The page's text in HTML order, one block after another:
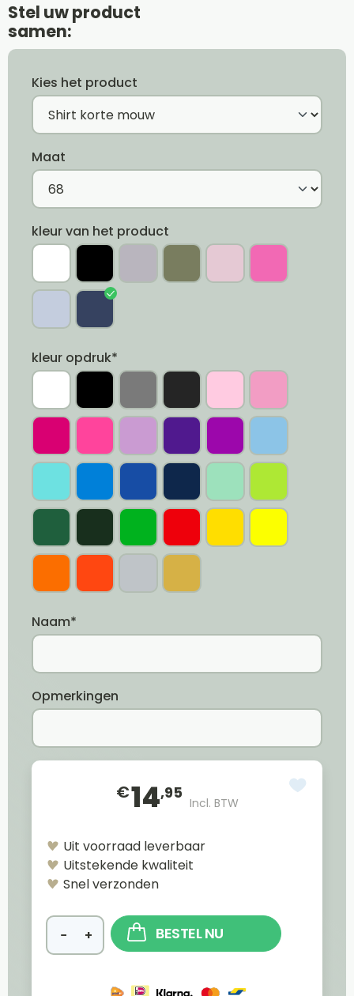
Stel uw product
samen:
Kies het product
Maat
kleur van het product
kleur opdruk*
Naam*
Opmerkingen
€14,95
Incl. BTW
Uit voorraad leverbaar
Uitstekende kwaliteit
Snel verzonden
− + BESTEL NU